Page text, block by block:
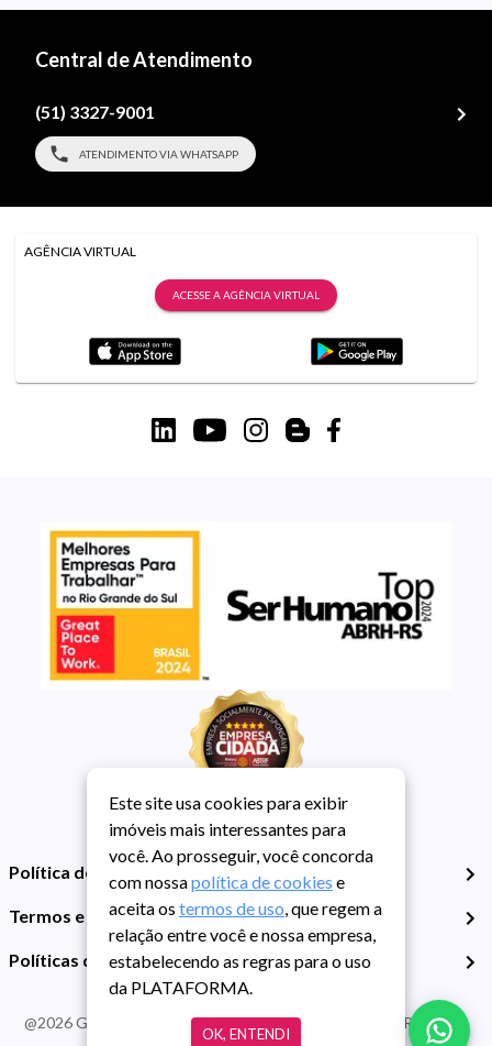
Central de Atendimento
(51) 3327-9001
ATENDIMENTO VIA WHATSAPP
AGÊNCIA VIRTUAL
ACESSE A AGÊNCIA VIRTUAL
Política de Privacidade
Termos e Condições de Uso
Políticas de Cookies
@2026Guarida Imóvel. Todos os direitos reservados. CRECI RS -
Este site usa cookies para exibir
imóveis mais interessantes para
você. Ao prosseguir, você concorda
com nossapolítica de cookies e
aceita os termos de uso, que regem a
relação entre você e nossa empresa,
estabelecendo as regras para o uso
da PLATAFORMA.
OK, ENTENDI